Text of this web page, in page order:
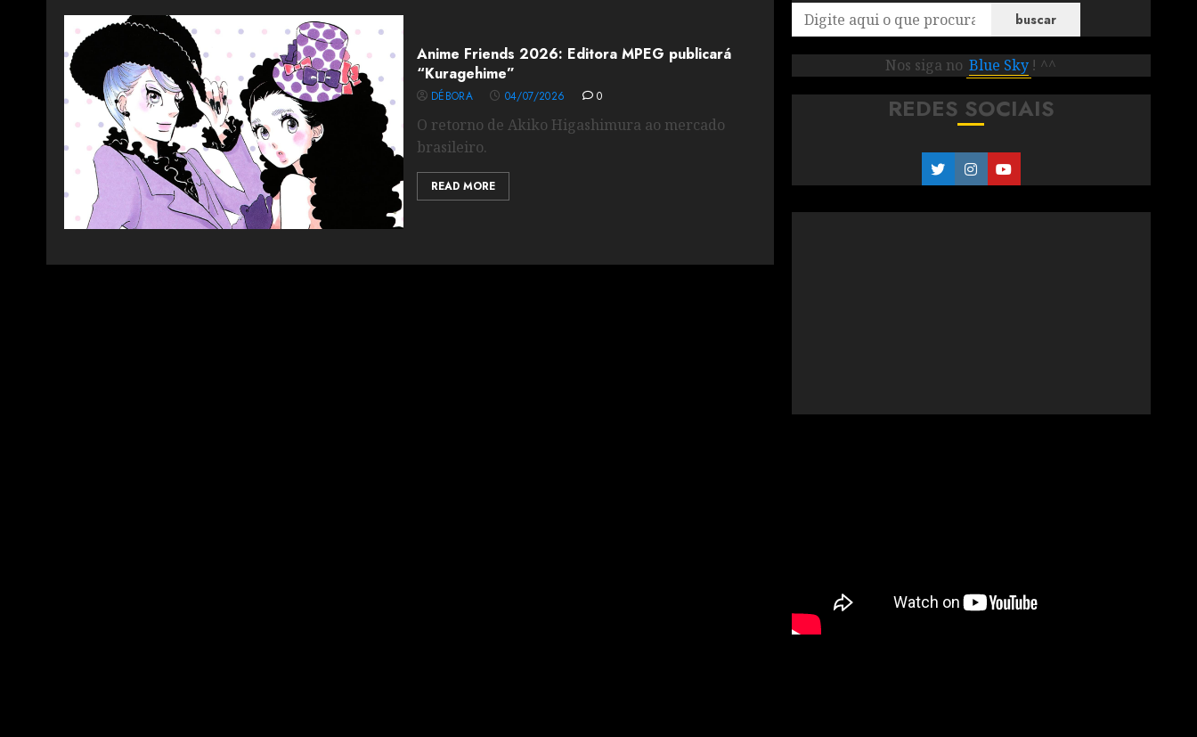
Anime Friends 2026: Editora MPEG publicará
“Kuragehime”
DÉBORA 04/07/2026 0
O retorno de Akiko Higashimura ao mercado
brasileiro.
READ MORE
buscar
Nos siga no Blue Sky ! ^^
REDES SOCIAIS